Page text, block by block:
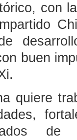
con
buen
quiere
de